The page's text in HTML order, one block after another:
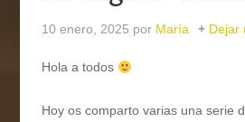
10 enero, 2025 por María Dejar
Hola a todos
Hoy os comparto varias una serie